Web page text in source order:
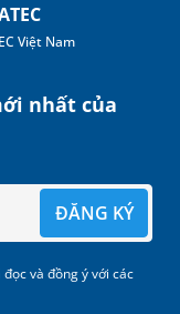
Việt Nam
nhất của
ĐĂNG KÝ
và đồng ý với các